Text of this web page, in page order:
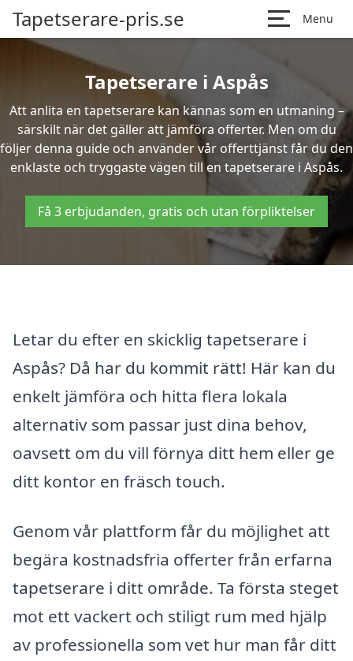
Tapetserare-pris.se Menu
Tapetserare i Aspås
Att anlita en tapetserare kan kännas som en utmaning –
särskilt när det gäller att jämföra offerter. Men om du
följer denna guide och använder vår offerttjänst får du den
enklaste och tryggaste vägen till en tapetserare i Aspås.
Få 3 erbjudanden, gratis och utan förpliktelser
Letar du efter en skicklig tapetserare i
Aspås? Då har du kommit rätt! Här kan du
enkelt jämföra och hitta flera lokala
alternativ som passar just dina behov,
oavsett om du vill förnya ditt hem eller ge
ditt kontor en fräsch touch.
Genom vår plattform får du möjlighet att
begära kostnadsfria offerter från erfarna
tapetserare i ditt område. Ta första steget
mot ett vackert och stiligt rum med hjälp
av professionella som vet hur man får ditt